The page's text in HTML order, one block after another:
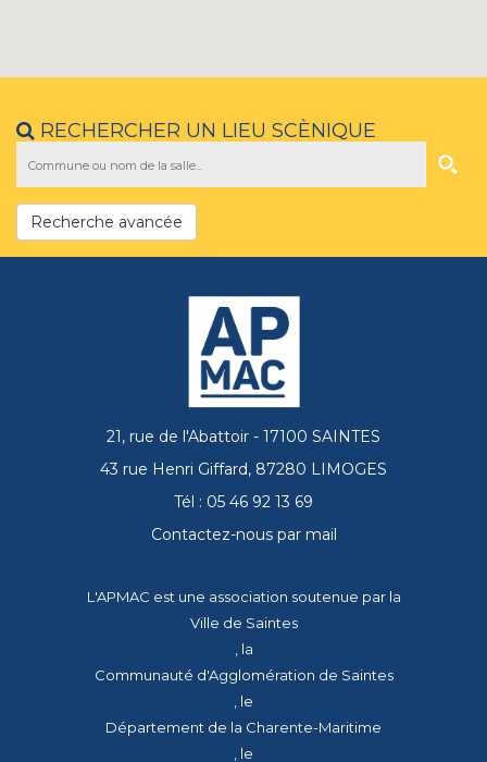
RECHERCHER UN LIEU SCÈNIQUE
Recherche avancée
21, rue de l'Abattoir - 17100 SAINTES
43 rue Henri Giffard, 87280 LIMOGES
Tél : 05 46 92 13 69
Contactez-nous par mail
L'APMAC est une association soutenue par la
Ville de Saintes
, la
Communauté d'Agglomération de Saintes
, le
Département de la Charente-Maritime
, le